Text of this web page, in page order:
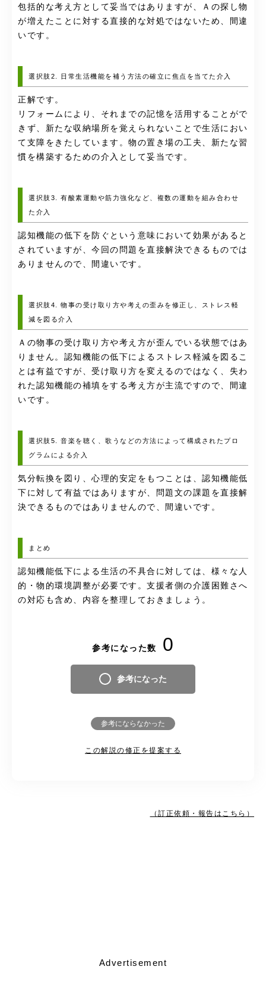
包括的な考え方として妥当ではありますが、Ａの探し物
が増えたことに対する直接的な対処ではないため、間違
いです。
選択肢2. 日常生活機能を補う方法の確立に焦点を当てた介入
正解です。
リフォームにより、それまでの記憶を活用することがで
きず、新たな収納場所を覚えられないことで生活におい
て支障をきたしています。物の置き場の工夫、新たな習
慣を構築するための介入として妥当です。
選択肢3. 有酸素運動や筋力強化など、複数の運動を組み合わせ
た介入
認知機能の低下を防ぐという意味において効果があると
されていますが、今回の問題を直接解決できるものでは
ありませんので、間違いです。
選択肢4. 物事の受け取り方や考えの歪みを修正し、ストレス軽
減を図る介入
Ａの物事の受け取り方や考え方が歪んでいる状態ではあ
りません。認知機能の低下によるストレス軽減を図るこ
とは有益ですが、受け取り方を変えるのではなく、失わ
れた認知機能の補填をする考え方が主流ですので、間違
いです。
選択肢5. 音楽を聴く、歌うなどの方法によって構成されたプロ
グラムによる介入
気分転換を図り、心理的安定をもつことは、認知機能低
下に対して有益ではありますが、問題文の課題を直接解
決できるものではありませんので、間違いです。
まとめ
認知機能低下による生活の不具合に対しては、様々な人
的・物的環境調整が必要です。支援者側の介護困難さへ
の対応も含め、内容を整理しておきましょう。
参考になった数 0
参考になった
参考にならなかった
この解説の修正を提案する
（訂正依頼・報告はこちら）
Advertisement